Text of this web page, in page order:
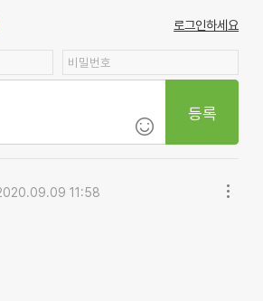
로그인하세요
등록
11:58